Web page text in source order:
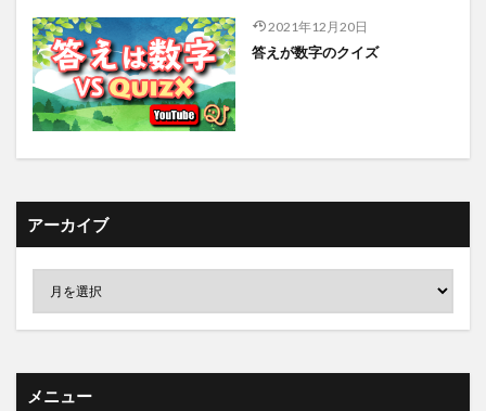
2021年12月20日
答えが数字のクイズ
アーカイブ
メニュー